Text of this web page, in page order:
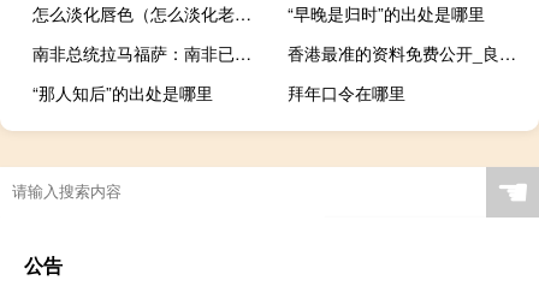
怎么淡化唇色（怎么淡化老年斑）
“早晚是归时”的出处是哪里
南非总统拉马福萨：南非已经在能源危机中扭转了局面
香港最准的资料免费公开_良心企业，值得支持_实用版899.459
“那人知后”的出处是哪里
拜年口令在哪里
☚
公告